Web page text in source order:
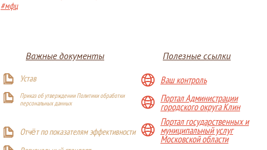
#мфц
Важные документы
Устав
Приказ об утверждении Политики обработки
персональных данных
Отчёт по показателям эффективности
Полезные ссылки
Ваш контроль
Портал Администрации
городского округа Клин
Портал государственных и
муниципальный услуг
Московской области